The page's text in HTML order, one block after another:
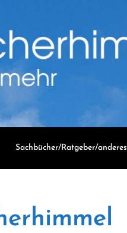
Sachbücher/Ratgeber/anderes